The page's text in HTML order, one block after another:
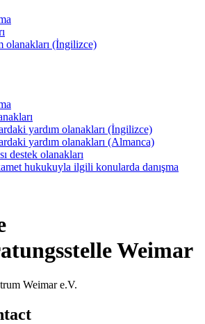
olanakları (İngilizce)
yardım olanakları (İngilizce)
yardım olanakları (Almanca)
destek olanakları
hukukuyla ilgili konularda danışma
Weimar
Weimar e.V.